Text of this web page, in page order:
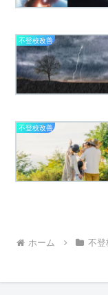
不登校改善
不登校改善
ホーム 不登